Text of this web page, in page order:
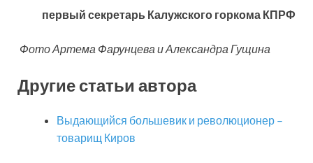
первый секретарь Калужского горкома КПРФ
Фото Артема Фарунцева и Александра Гущина
Другие статьи автора
Выдающийся большевик и революционер –
товарищ Киров